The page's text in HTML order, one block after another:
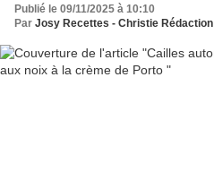
Publié le 09/11/2025 à 10:10
Par Josy Recettes - Christie Rédaction